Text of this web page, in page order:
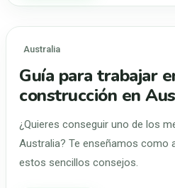
Australia
Guía para trabajar
construcción en
¿Quieres conseguir uno de los
Australia? Te enseñamos como
estos sencillos consejos.